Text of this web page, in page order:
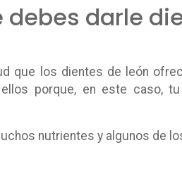
debes darle
que los dientes de león
porque, en este caso,
nutrientes y algunos de